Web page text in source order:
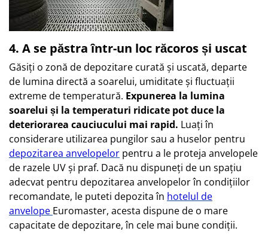
4. A se păstra într-un loc răcoros și uscat
Găsiți o zonă de depozitare curată și uscată, departe
de lumina directă a soarelui, umiditate și fluctuații
extreme de temperatură. Expunerea la lumina
soarelui și la temperaturi ridicate pot duce la
deteriorarea cauciucului mai rapid. Luați în
considerare utilizarea pungilor sau a huselor pentru
depozitarea anvelopelor pentru a le proteja anvelopele
de razele UV și praf. Dacă nu dispuneți de un spațiu
adecvat pentru depozitarea anvelopelor în condițiilor
recomandate, le puteti depozita în hotelul de
anvelope Euromaster, acesta dispune de o mare
capacitate de depozitare, în cele mai bune condiții.